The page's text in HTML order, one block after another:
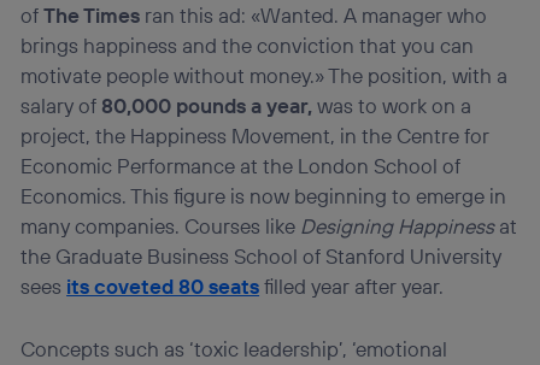
ofThe Times ran this ad: «Wanted. A manager who
brings happiness and the conviction that you can
motivate people without money.» The position, with a
salary of 80,000 pounds a year,was to work on a
project, the Happiness Movement, in the Centre for
Economic Performance at the London School of
Economics. This figure is now beginning to emerge in
many companies. Courses like Designing Happinessat
the Graduate Business School of Stanford University
sees its coveted 80 seatsfilled year after year.
Concepts such as ‘toxic leadership’, ‘emotional